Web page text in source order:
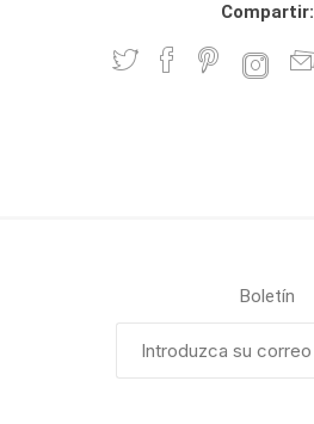
Compartir:
Boletín